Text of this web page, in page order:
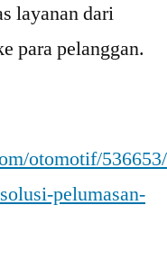
layanan dari
para pelanggan.
otomotif/
pelumasan-